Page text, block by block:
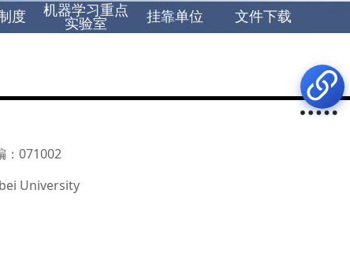
度
机器学习重点
实验室
挂靠单位 文件下载
071002
University